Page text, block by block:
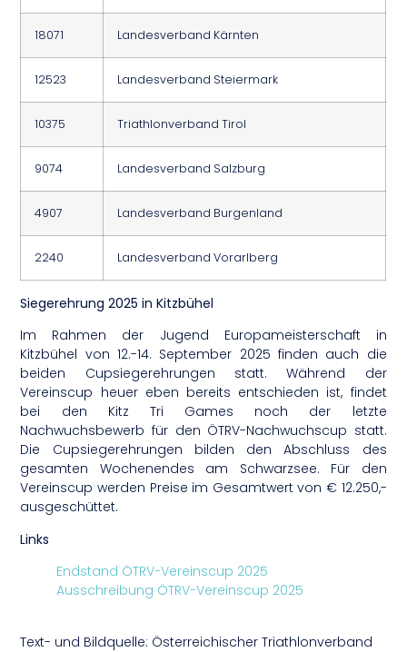
18071 Landesverband Kärnten
12523 Landesverband Steiermark
10375 Triathlonverband Tirol
9074 Landesverband Salzburg
4907 Landesverband Burgenland
2240 Landesverband Vorarlberg
Siegerehrung 2025 in Kitzbühel
Im Rahmen der Jugend Europameisterschaft in
Kitzbühel von 12.-14. September 2025 finden auch die
beiden Cupsiegerehrungen statt. Während der
Vereinscup heuer eben bereits entschieden ist, findet
bei den Kitz Tri Games noch der letzte
Nachwuchsbewerb für den ÖTRV-Nachwuchscup statt.
Die Cupsiegerehrungen bilden den Abschluss des
gesamten Wochenendes am Schwarzsee. Für den
Vereinscup werden Preise im Gesamtwert von € 12.250,-
ausgeschüttet.
Links
Endstand ÖTRV-Vereinscup 2025
Ausschreibung ÖTRV-Vereinscup 2025
Text- und Bildquelle: Österreichischer Triathlonverband